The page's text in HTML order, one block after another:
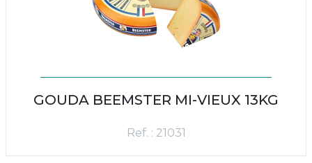
GOUDA BEEMSTER MI-VIEUX 13KG
Ref. : 21031